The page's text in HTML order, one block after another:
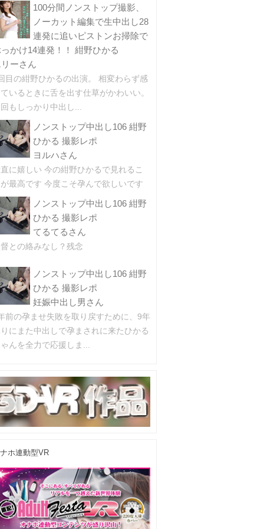
100分間ノンストップ撮影、
ノーカット編集で生中出し28
連発に追いピストンお掃除で
かけ14連発！！ 紺野ひかる
ーさん
目の紺野ひかるの出演。 相変わらず感
いるときに舌を出す仕草がかわいい。
もしっかり中出し...
ノンストップ中出し106 紺野
ひかる 撮影レポ
ヨルハさん
に嬉しい 今の紺野ひかるで見れるこ
最高です 今度こそ孕んで欲しいです
ノンストップ中出し106 紺野
ひかる 撮影レポ
てるてるさん
との絡みなし？残念
ノンストップ中出し106 紺野
ひかる 撮影レポ
妊娠中出し男さん
前の孕ませ失敗を取り戻すために、9年
にまた中出しで孕まされに来たひかる
んを全力で応援しま...
ホ連動型VR